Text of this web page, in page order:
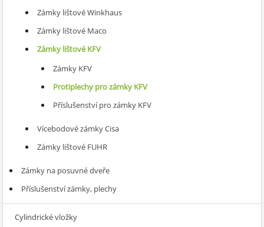
Zámky lištové Winkhaus
Zámky lištové Maco
Zámky lištové KFV
Zámky KFV
Protiplechy pro zámky KFV
Příslušenství pro zámky KFV
Vícebodové zámky Cisa
Zámky lištové FUHR
Zámky na posuvné dveře
Příslušenství zámky, plechy
Cylindrické vložky